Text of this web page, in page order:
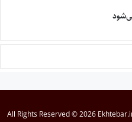
All Rights Reserved © 2026